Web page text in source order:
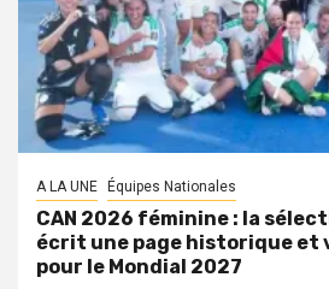
A LA UNE Équipes Nationales
CAN 2026 féminine : la
écrit une page historique et
pour le Mondial 2027